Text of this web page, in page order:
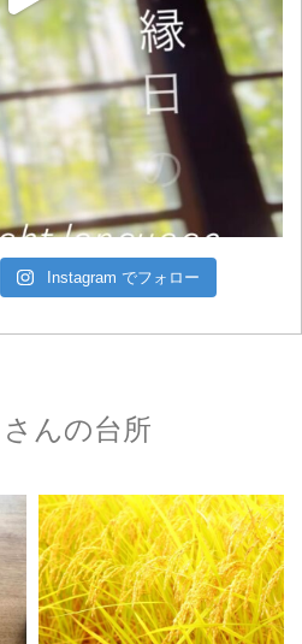
Instagram でフォロー
んの台所